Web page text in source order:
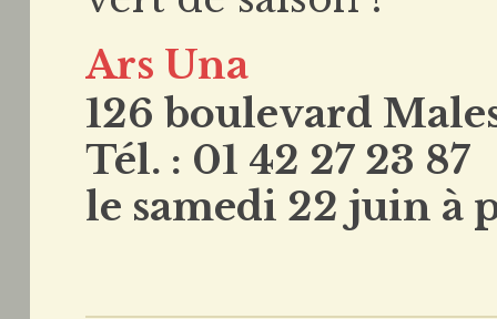
Ars Una
126 boulevard
Tél. : 01 42 27 23 87
le samedi 22 juin à